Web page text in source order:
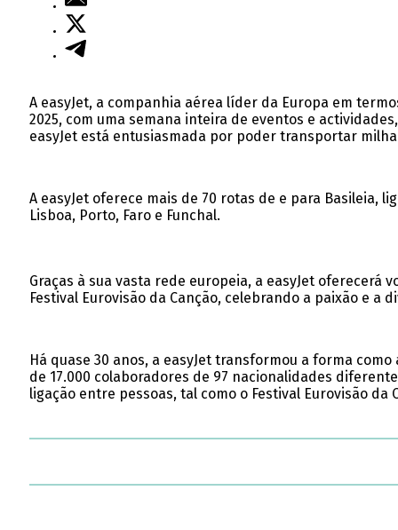
A easyJet, a companhia aérea líder da Europa em
2025, com uma semana inteira de eventos e
easyJet está entusiasmada por poder transportar
A easyJet oferece mais de 70 rotas de e para Basileia,
Lisboa, Porto, Faro e Funchal.
Graças à sua vasta rede europeia, a easyJet
Festival Eurovisão da Canção, celebrando a paixão e a
Há quase 30 anos, a easyJet transformou a forma
de 17.000 colaboradores de 97 nacionalidades
ligação entre pessoas, tal como o Festival Eurovisão da